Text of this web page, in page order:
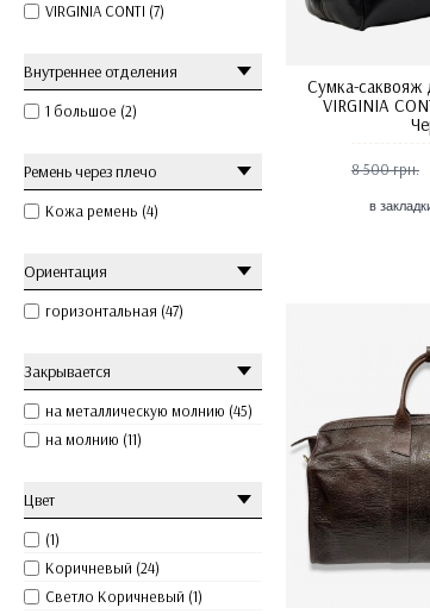
VIRGINIA CONTI (7)
Внутреннее отделения
1 большое (2)
Ремень через плечо
Кожа ремень (4)
Ориентация
горизонтальная (47)
Закрывается
на металлическую молнию (45)
на молнию (11)
Цвет
(1)
Коричневый (24)
Светло Коричневый (1)
Сумка-саквояж
VIRGINIA
8 500 грн.
в